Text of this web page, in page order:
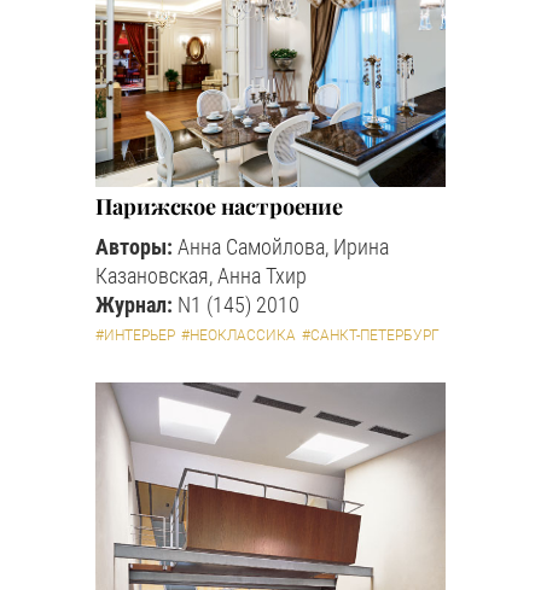
Парижское настроение
Авторы: Анна Самойлова, Ирина
Казановская, Анна Тхир
Журнал: N1 (145) 2010
#ИНТЕРЬЕР #НЕОКЛАССИКА #САНКТ-ПЕТЕРБУРГ